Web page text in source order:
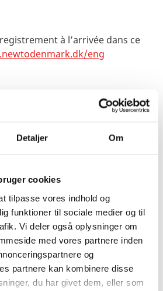
Detaljer Om
cookies
tilpasse vores indhold og
funktioner til sociale medier og til
Vi deler også oplysninger om
med vores partnere inden
og
partnere kan kombinere disse
du har givet dem, eller som
à l’arrivée dans ce
eng
d’ordre
système d’impôt au
tax system
scolaire – en anglais – pour